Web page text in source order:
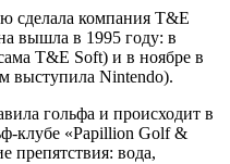
сделала компания T&E
вышла в 1995 году: в
T&E Soft) и в ноябре в
выступила Nintendo).
гольфа и происходит в
клубе «Papillion Golf &
препятствия: вода,